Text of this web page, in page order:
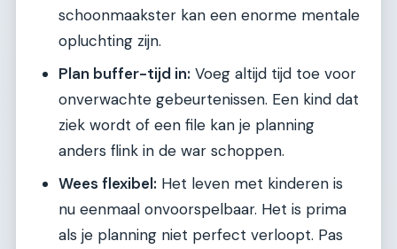
schoonmaakster kan een enorme mentale
opluchting zijn.
Plan buffer-tijd in: Voeg altijd tijd toe voor
onverwachte gebeurtenissen. Een kind dat
ziek wordt of een file kan je planning
anders flink in de war schoppen.
Wees flexibel: Het leven met kinderen is
nu eenmaal onvoorspelbaar. Het is prima
als je planning niet perfect verloopt. Pas